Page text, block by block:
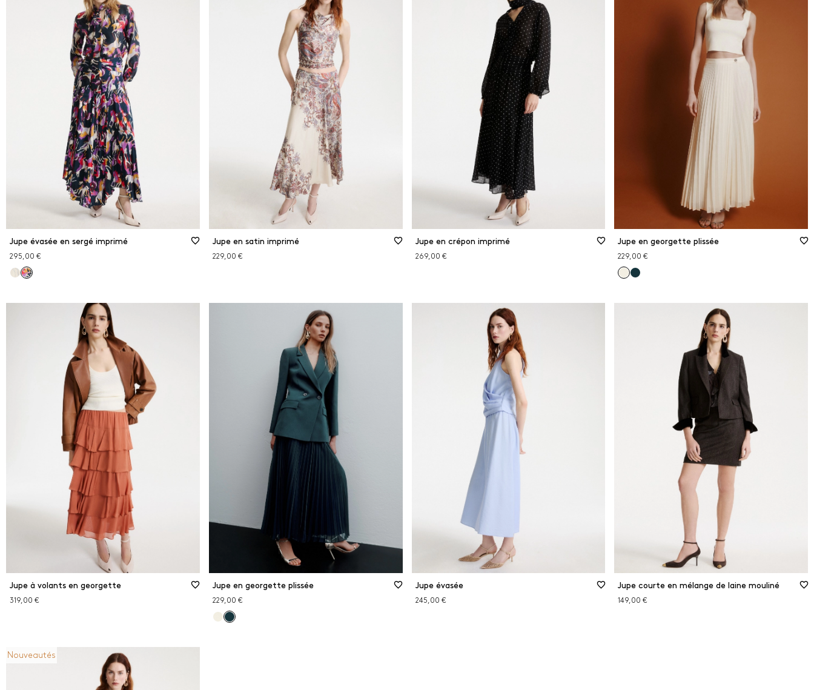
Jupe évasée en sergé imprimé
295,00 €
Jupe en satin imprimé
229,00 €
Jupe en crépon imprimé
269,00 €
Jupe en georgette plissée
229,00 €
Jupe à volants en georgette
319,00 €
Jupe en georgette plissée
229,00 €
Jupe évasée
245,00 €
Jupe courte en mélange de laine mouliné
149,00 €
Nouveautés